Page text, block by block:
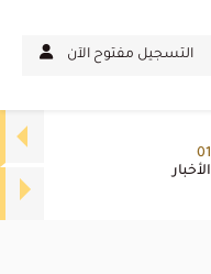
التسجيل مفتوح الآن
01
الأخبار